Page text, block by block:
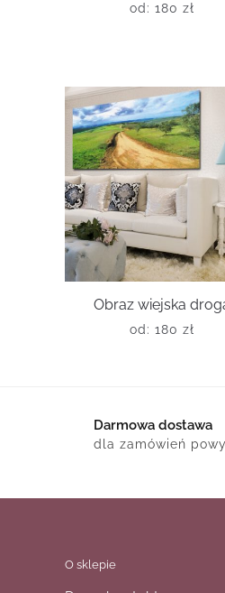
od: 180 zł
Obraz wiejska
od: 180 zł
Darmowa dostawa
dla zamówień
O sklepie